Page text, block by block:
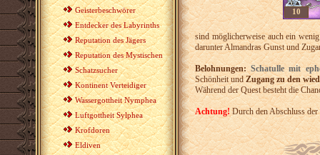
Geisterbeschwörer
Entdecker des Labyrinths
Reputation des Jägers
Reputation des Mystischen
Schatzsucher
Kontinent Verteidiger
Wassergottheit Nymphea
Luftgottheit Sylphea
Krofdoren
Eldiven
10
sind möglicherweise auch ein
darunter Almandras Gunst und
Belohnungen: Schatulle mit
Schönheit undZugang zu den
Während der Quest besteht die
Achtung!Durch den Abschluss